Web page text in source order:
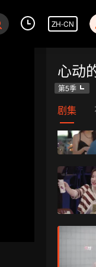
ZH-CN
心动
第5季
剧集